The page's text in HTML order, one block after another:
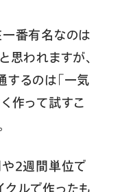
一番有名なのは
思われますが、
するのは「一気
作って試すこ
や2週間単位で
クルで作ったも